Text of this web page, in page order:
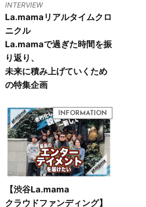
INTERVIEW
La.mamaリアルタイムクロ
ニクル
La.mamaで過ぎた時間を振
り返り、
未来に積み上げていくため
の特集企画
【渋谷La.mama
クラウドファンディング】